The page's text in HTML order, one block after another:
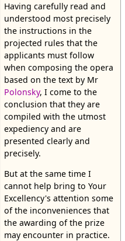
Having carefully read and
understood most precisely
the instructions in the
projected rules that the
applicants must follow
when composing the opera
based on the text by Mr
Polonsky, I come to the
conclusion that they are
compiled with the utmost
expediency and are
presented clearly and
precisely.
But at the same time I
cannot help bring to Your
Excellency's attention some
of the inconveniences that
the awarding of the prize
may encounter in practice.